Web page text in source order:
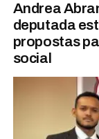
Andrea
deputada
propostas
social